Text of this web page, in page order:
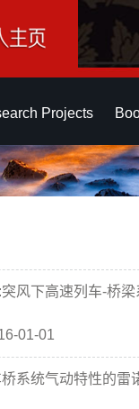
Projects
风下高速列车-桥
01-01
系统气动特性的